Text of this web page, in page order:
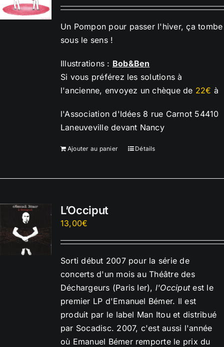
Un Pompon pour passer l'hiver, ça tombe
sous le sens !
Illustrations : Bob&Ben
Si vous préférez les solutions à
l'ancienne, envoyez un chèque de 22€ à
l'Association d'Idées 8 rue Carnot 54410
Laneuveville devant Nancy
Ajouter au panier Détails
L’Occiput
13,00€
Sorti début 2007 pour la série de
concerts d'un mois au Théâtre des
Déchargeurs (Paris Ier), l'Occiputest le
premier LP d'Emanuel Bémer. Il est
produit par le label Man Itou et distribué
par Socadisc. 2007, c'est aussi l'année
où Emanuel Bémer remporte le prix du